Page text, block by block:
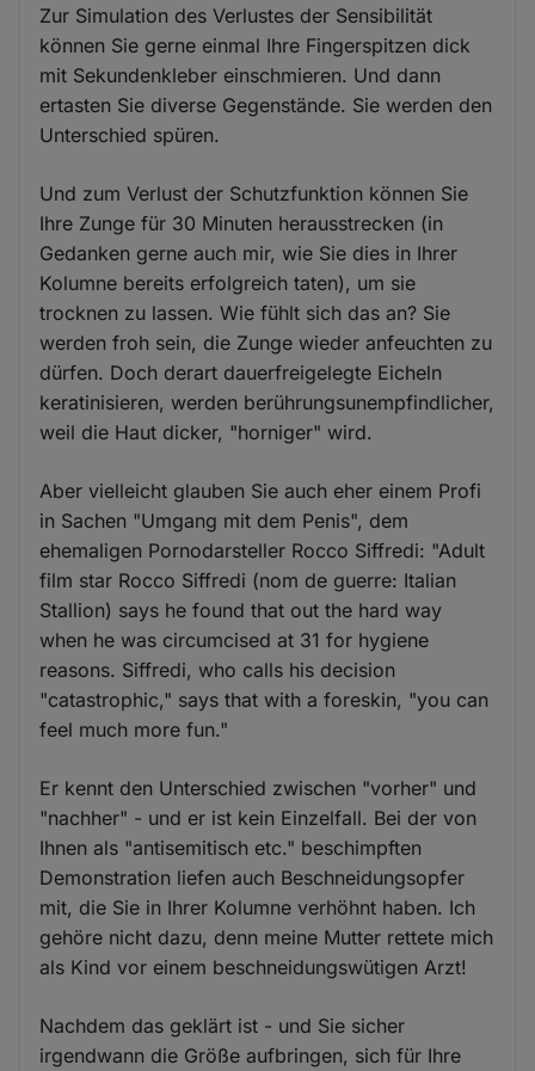
Zur Simulation des Verlustes der Sensibilität
können Sie gerne einmal Ihre Fingerspitzen dick
mit Sekundenkleber einschmieren. Und dann
ertasten Sie diverse Gegenstände. Sie werden den
Unterschied spüren.
Und zum Verlust der Schutzfunktion können Sie
Ihre Zunge für 30 Minuten herausstrecken (in
Gedanken gerne auch mir, wie Sie dies in Ihrer
Kolumne bereits erfolgreich taten), um sie
trocknen zu lassen. Wie fühlt sich das an? Sie
werden froh sein, die Zunge wieder anfeuchten zu
dürfen. Doch derart dauerfreigelegte Eicheln
keratinisieren, werden berührungsunempfindlicher,
weil die Haut dicker, "horniger" wird.
Aber vielleicht glauben Sie auch eher einem Profi
in Sachen "Umgang mit dem Penis", dem
ehemaligen Pornodarsteller Rocco Siffredi: "Adult
film star Rocco Siffredi (nom de guerre: Italian
Stallion) says he found that out the hard way
when he was circumcised at 31 for hygiene
reasons. Siffredi, who calls his decision
"catastrophic," says that with a foreskin, "you can
feel much more fun."
Er kennt den Unterschied zwischen "vorher" und
"nachher" - und er ist kein Einzelfall. Bei der von
Ihnen als "antisemitisch etc." beschimpften
Demonstration liefen auch Beschneidungsopfer
mit, die Sie in Ihrer Kolumne verhöhnt haben. Ich
gehöre nicht dazu, denn meine Mutter rettete mich
als Kind vor einem beschneidungswütigen Arzt!
Nachdem das geklärt ist - und Sie sicher
irgendwann die Größe aufbringen, sich für Ihre